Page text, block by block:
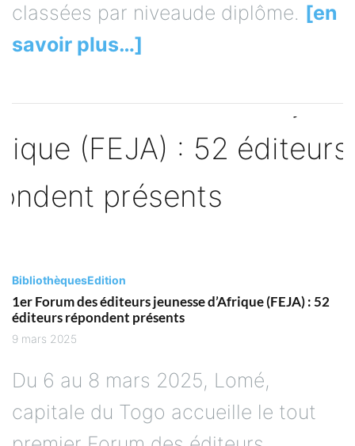
classées par niveaude diplôme. [en
savoir plus…]
BibliothèquesEdition
1er Forum des éditeurs jeunesse d’Afrique (FEJA) : 52
éditeurs répondent présents
9 mars 2025
Du 6 au 8 mars 2025, Lomé,
capitale du Togo accueille le tout